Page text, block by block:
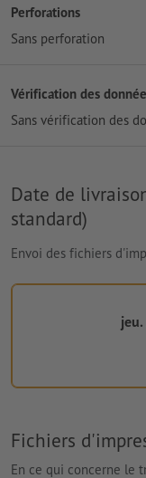
Perforations
Sans perforation
Vérification des
Sans vérification des
Date de
standard)
Envoi des fichiers
Fichiers
En ce qui concerne le